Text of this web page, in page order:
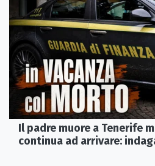
Il padre muore a Tenerife
continua ad arrivare: